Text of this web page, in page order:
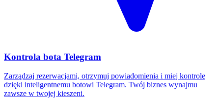
Kontrola bota Telegram
Zarządzaj rezerwacjami, otrzymuj powiadomienia i miej kontrolę
dzięki inteligentnemu botowi Telegram. Twój biznes wynajmu
zawsze w twojej kieszeni.